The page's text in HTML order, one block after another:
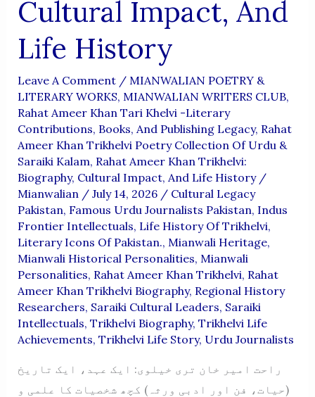
Cultural Impact, And
Life History
Leave A Comment / MIANWALIAN POETRY &
LITERARY WORKS, MIANWALIAN WRITERS CLUB,
Rahat Ameer Khan Tari Khelvi -Literary
Contributions, Books, And Publishing Legacy, Rahat
Ameer Khan Trikhelvi Poetry Collection Of Urdu &
Saraiki Kalam, Rahat Ameer Khan Trikhelvi:
Biography, Cultural Impact, And Life History/
Mianwalian / July 14, 2026 / Cultural Legacy
Pakistan, Famous Urdu Journalists Pakistan, Indus
Frontier Intellectuals, Life History Of Trikhelvi,
Literary Icons Of Pakistan., Mianwali Heritage,
Mianwali Historical Personalities, Mianwali
Personalities, Rahat Ameer Khan Trikhelvi, Rahat
Ameer Khan Trikhelvi Biography, Regional History
Researchers, Saraiki Cultural Leaders, Saraiki
Intellectuals, Trikhelvi Biography, Trikhelvi Life
Achievements, Trikhelvi Life Story, Urdu Journalists
راحت امیر خان تری خیلوی: ایک عہد، ایک تاریخ
(حیات، فن اور ادبی ورثہ) کچھ شخصیات کا علمی و